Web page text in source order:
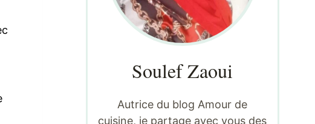
Soulef Zaoui
Autrice du blog Amour de
cuisine, je partage avec vous des